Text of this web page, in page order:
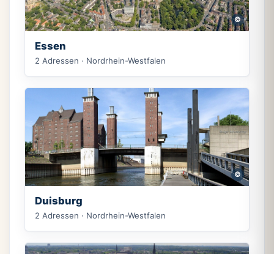
©
Essen
2 Adressen · Nordrhein-Westfalen
©
Duisburg
2 Adressen · Nordrhein-Westfalen